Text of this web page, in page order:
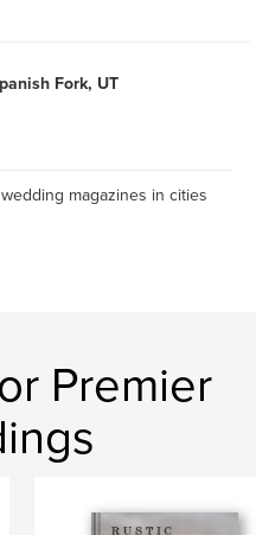
Fork, UT
magazines in cities
Premier